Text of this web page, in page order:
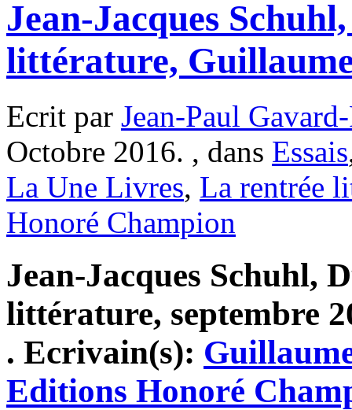
Jean-Jacques
littérature,
Ecrit par Jean-Paul
Octobre 2016. , dans Essais
La Une Livres, La rentrée
Honoré Champion
Jean-Jacques Schuhl,
littérature, septembre
. Ecrivain(s):
Editions Honoré